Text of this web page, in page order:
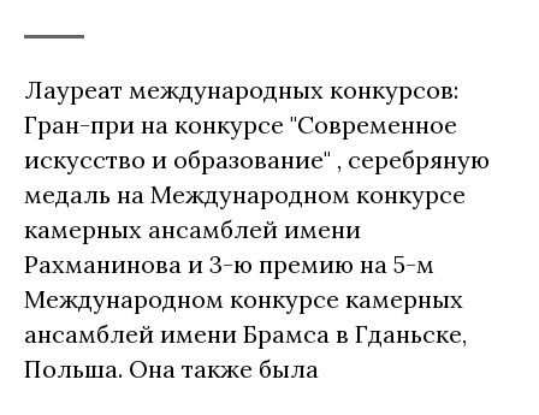
Лауреат международных конкурсов:
Гран-при на конкурсе "Современное
искусство и образование" , серебряную
медаль на Международном конкурсе
камерных ансамблей имени
Рахманинова и 3-ю премию на 5-м
Международном конкурсе камерных
ансамблей имени Брамса в Гданьске,
Польша. Она также была